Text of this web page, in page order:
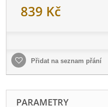
839 Kč
Přidat na seznam přání
PARAMETRY